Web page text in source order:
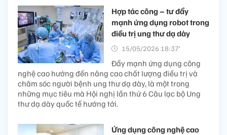
Hợp tác công – tư đẩy
mạnh ứng dụng robot trong
điều trị ung thư dạ dày
15/05/2026 18:37’
Đẩy mạnh ứng dụng công
nghệ cao hướng đến nâng cao chất lượng điều trị và
chăm sóc người bệnh ung thư dạ dày, là một trong
những mục tiêu mà Hội nghị lần thứ 6 Câu lạc bộ Ung
thư dạ dày quốc tế hướng tới.
Ứng dụng công nghệ cao